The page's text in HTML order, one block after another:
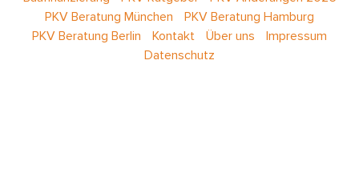
PKV Beratung München
PKV Beratung Hamburg
PKV Beratung Berlin
Kontakt Über uns
Impressum
Datenschutz